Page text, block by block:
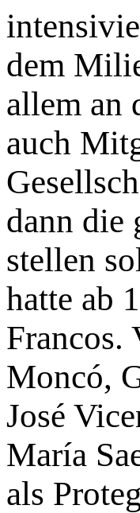
dem
allem an
auch
dann die
stellen
hatte ab
Francos.
Moncó,
José
María
als